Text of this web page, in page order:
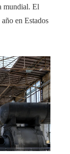
mundial. El
en Estados